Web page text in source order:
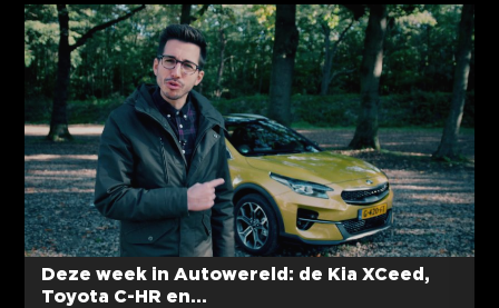
Deze week in Autowereld: de Kia XCeed,
Toyota C-HR en...